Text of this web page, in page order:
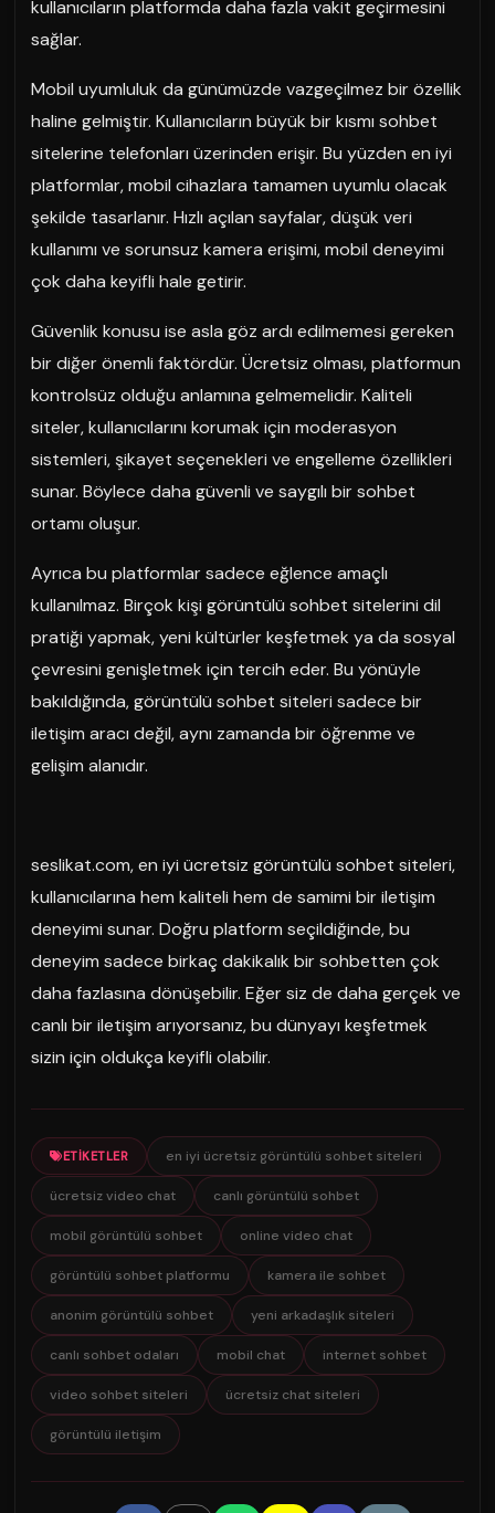
kullanıcıların platformda daha fazla vakit geçirmesini
sağlar.
Mobil uyumluluk da günümüzde vazgeçilmez bir özellik
haline gelmiştir. Kullanıcıların büyük bir kısmı sohbet
sitelerine telefonları üzerinden erişir. Bu yüzden en iyi
platformlar, mobil cihazlara tamamen uyumlu olacak
şekilde tasarlanır. Hızlı açılan sayfalar, düşük veri
kullanımı ve sorunsuz kamera erişimi, mobil deneyimi
çok daha keyifli hale getirir.
Güvenlik konusu ise asla göz ardı edilmemesi gereken
bir diğer önemli faktördür. Ücretsiz olması, platformun
kontrolsüz olduğu anlamına gelmemelidir. Kaliteli
siteler, kullanıcılarını korumak için moderasyon
sistemleri, şikayet seçenekleri ve engelleme özellikleri
sunar. Böylece daha güvenli ve saygılı bir sohbet
ortamı oluşur.
Ayrıca bu platformlar sadece eğlence amaçlı
kullanılmaz. Birçok kişi görüntülü sohbet sitelerini dil
pratiği yapmak, yeni kültürler keşfetmek ya da sosyal
çevresini genişletmek için tercih eder. Bu yönüyle
bakıldığında, görüntülü sohbet siteleri sadece bir
iletişim aracı değil, aynı zamanda bir öğrenme ve
gelişim alanıdır.
seslikat.com, en iyi ücretsiz görüntülü sohbet siteleri,
kullanıcılarına hem kaliteli hem de samimi bir iletişim
deneyimi sunar. Doğru platform seçildiğinde, bu
deneyim sadece birkaç dakikalık bir sohbetten çok
daha fazlasına dönüşebilir. Eğer siz de daha gerçek ve
canlı bir iletişim arıyorsanız, bu dünyayı keşfetmek
sizin için oldukça keyifli olabilir.
ETIKETLER en iyi ücretsiz görüntülü sohbet siteleri
ücretsiz video chat canlı görüntülü sohbet
mobil görüntülü sohbet online video chat
görüntülü sohbet platformu kamera ile sohbet
anonim görüntülü sohbet yeni arkadaşlık siteleri
canlı sohbet odaları mobil chat internet sohbet
video sohbet siteleri ücretsiz chat siteleri
görüntülü iletişim